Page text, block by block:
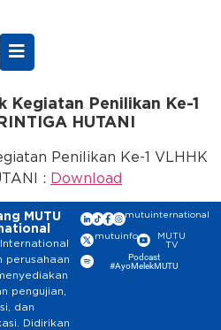
Kegiatan Penilikan Ke-1
HUTANI
Penilikan Ke-1 VLHHK
: Download
MUTU
International
perusahaan
pengujian,
dan
Didirikan
mutuinternational
mutuinfo
MUTU
TV
Podcast
#AyoMelekMUTU